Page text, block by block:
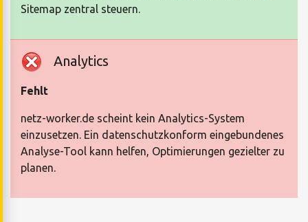
Sitemap zentral steuern.
Analytics
Fehlt
netz-worker.de scheint kein Analytics-System
einzusetzen. Ein datenschutzkonform eingebundenes
Analyse-Tool kann helfen, Optimierungen gezielter zu
planen.